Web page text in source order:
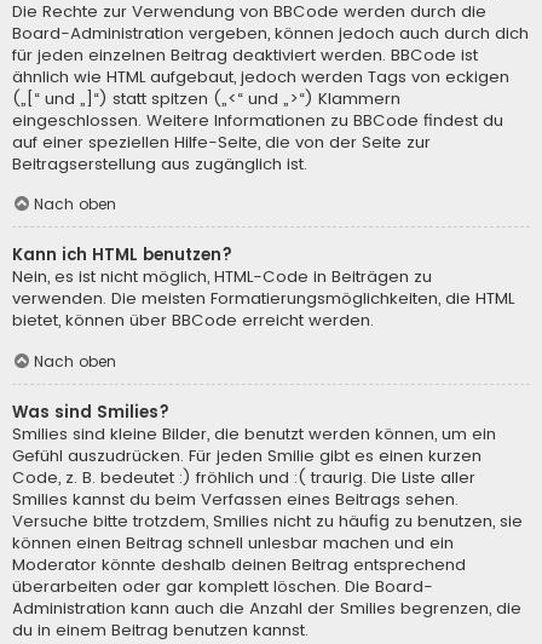
Die Rechte zur Verwendung von BBCode werden durch die
Board-Administration vergeben, können jedoch auch durch dich
für jeden einzelnen Beitrag deaktiviert werden. BBCode ist
ähnlich wie HTML aufgebaut, jedoch werden Tags von eckigen
(„[“ und „]“) statt spitzen („<“ und „>“) Klammern
eingeschlossen. Weitere Informationen zu BBCode findest du
auf einer speziellen Hilfe-Seite, die von der Seite zur
Beitragserstellung aus zugänglich ist.
Nach oben
Kann ich HTML benutzen?
Nein, es ist nicht möglich, HTML-Code in Beiträgen zu
verwenden. Die meisten Formatierungsmöglichkeiten, die HTML
bietet, können über BBCode erreicht werden.
Nach oben
Was sind Smilies?
Smilies sind kleine Bilder, die benutzt werden können, um ein
Gefühl auszudrücken. Für jeden Smilie gibt es einen kurzen
Code, z. B. bedeutet :) fröhlich und :( traurig. Die Liste aller
Smilies kannst du beim Verfassen eines Beitrags sehen.
Versuche bitte trotzdem, Smilies nicht zu häufig zu benutzen, sie
können einen Beitrag schnell unlesbar machen und ein
Moderator könnte deshalb deinen Beitrag entsprechend
überarbeiten oder gar komplett löschen. Die Board-
Administration kann auch die Anzahl der Smilies begrenzen, die
du in einem Beitrag benutzen kannst.